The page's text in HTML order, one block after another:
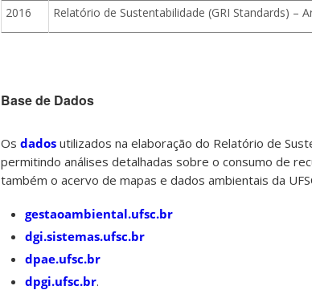
2016 Relatório de Sustentabilidade (GRI Standards) –
Base de Dados
Os dados utilizados na elaboração do Relatório de
permitindo análises detalhadas sobre o consumo de
também o acervo de mapas e dados ambientais da
gestaoambiental.ufsc.br
dgi.sistemas.ufsc.br
dpae.ufsc.br
dpgi.ufsc.br.